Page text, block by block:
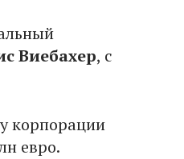
Виебахер, с
корпорации
евро.